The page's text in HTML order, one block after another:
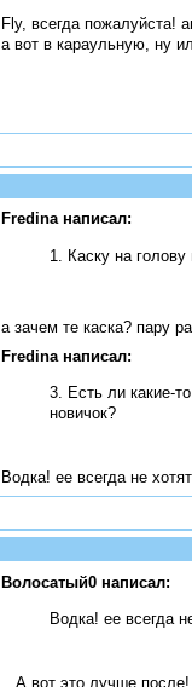
Fly, всегда пожалуйста!
а вот в караульную, ну
Fredina написал:
1. Каску на
а зачем те каска? пару
Fredina написал:
3. Есть ли какие-
новичок?
Водка! ее всегда не
Волосатый0 написал:
Водка! ее всегда
...А вот это лучше